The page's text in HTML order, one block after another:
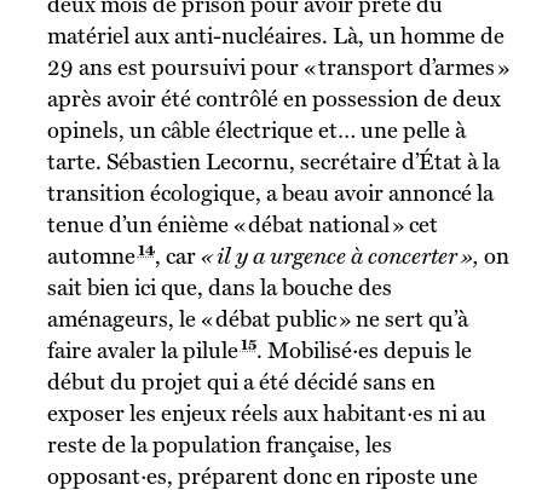
matériel aux anti-nucléaires. Là, un homme de
29 ans est poursuivi pour « transport d’armes »
après avoir été contrôlé en possession de deux
opinels, un câble électrique et… une pelle à
tarte. Sébastien Lecornu, secrétaire d’État à la
transition écologique, a beau avoir annoncé la
tenue d’un énième « débat national » cet
automne14, car « il y a urgence à concerter », on
sait bien ici que, dans la bouche des
aménageurs, le « débat public » ne sert qu’à
faire avaler la pilule15. Mobilisé·es depuis le
début du projet qui a été décidé sans en
exposer les enjeux réels aux habitant·es ni au
reste de la population française, les
opposant·es, préparent donc en riposte une